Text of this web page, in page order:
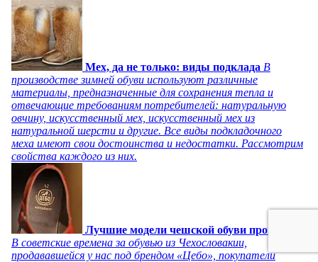
Мех, да не только: виды подклада В
производстве зимней обуви используют различные
материалы, предназначенные для сохранения тепла и
отвечающие требованиям потребителей: натуральную
овчину, искусственный мех, искусственный мех из
натуральной шерсти и другие. Все виды подкладочного
меха имеют свои достоинства и недостатки. Рассмотрим
свойства каждого из них.
Лучшие модели чешской обуви прошлого
В советские времена за обувью из Чехословакии,
продававшейся у нас под брендом «Цебо», покупатели